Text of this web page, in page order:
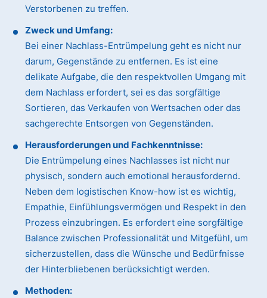
Verstorbenen zu treffen.
Zweck und Umfang:
Bei einer Nachlass-Entrümpelung geht es nicht nur
darum, Gegenstände zu entfernen. Es ist eine
delikate Aufgabe, die den respektvollen Umgang mit
dem Nachlass erfordert, sei es das sorgfältige
Sortieren, das Verkaufen von Wertsachen oder das
sachgerechte Entsorgen von Gegenständen.
Herausforderungen und Fachkenntnisse:
Die Entrümpelung eines Nachlasses ist nicht nur
physisch, sondern auch emotional herausfordernd.
Neben dem logistischen Know-how ist es wichtig,
Empathie, Einfühlungsvermögen und Respekt in den
Prozess einzubringen. Es erfordert eine sorgfältige
Balance zwischen Professionalität und Mitgefühl, um
sicherzustellen, dass die Wünsche und Bedürfnisse
der Hinterbliebenen berücksichtigt werden.
Methoden: